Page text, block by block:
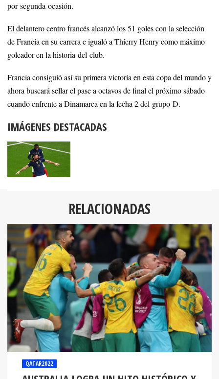
por segunda ocasión.
El delantero centro francés alcanzó los 51 goles con la selección
de Francia en su carrera e igualó a Thierry Henry como máximo
goleador en la historia del club.
Francia consiguió así su primera victoria en esta copa del mundo y
ahora buscará sellar el pase a octavos de final el próximo sábado
cuando enfrente a Dinamarca en la fecha 2 del grupo D.
IMÁGENES DESTACADAS
RELACIONADAS
QATAR2022